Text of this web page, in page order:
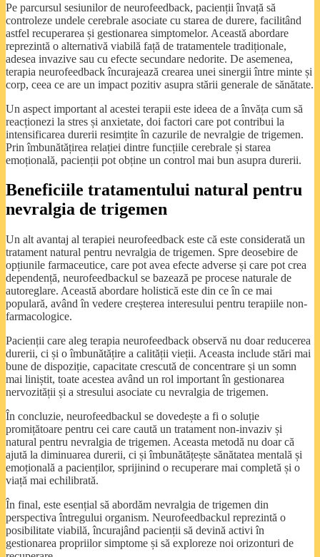
Pe parcursul sesiunilor de neurofeedback, pacienții învață să
controleze undele cerebrale asociate cu starea de durere, facilitând
astfel recuperarea și gestionarea simptomelor. Această abordare
reprezintă o alternativă viabilă față de tratamentele tradiționale,
adesea invazive sau cu efecte secundare nedorite. De asemenea,
terapia neurofeedback încurajează crearea unei sinergii între minte și
corp, ceea ce are un impact pozitiv asupra stării generale de sănătate.
Un aspect important al acestei terapii este ideea de a învăța cum să
reacționezi la stres și anxietate, doi factori care pot contribui la
intensificarea durerii resimțite în cazurile de nevralgie de trigemen.
Prin îmbunătățirea relației dintre funcțiile cerebrale și starea
emoțională, pacienții pot obține un control mai bun asupra durerii.
Beneficiile tratamentului natural pentru
nevralgia de trigemen
Un alt avantaj al terapiei neurofeedback este că este considerată un
tratament natural pentru nevralgia de trigemen. Spre deosebire de
opțiunile farmaceutice, care pot avea efecte adverse și care pot crea
dependență, neurofeedbackul se bazează pe procese naturale de
autoreglare. Această abordare holistică este din ce în ce mai
populară, având în vedere creșterea interesului pentru terapiile non-
farmacologice.
Pacienții care aleg terapia neurofeedback observă nu doar reducerea
durerii, ci și o îmbunătățire a calității vieții. Aceasta include stări mai
bune de dispoziție, capacitate crescută de concentrare și un somn
mai liniștit, toate acestea având un rol important în gestionarea
nervozității și a stresului asociate cu nevralgia de trigemen.
În concluzie, neurofeedbackul se dovedește a fi o soluție
promițătoare pentru cei care caută un tratament non-invaziv și
natural pentru nevralgia de trigemen. Aceasta metodă nu doar că
ajută la diminuarea durerii, ci și îmbunătățește sănătatea mentală și
emoțională a pacienților, sprijinind o recuperare mai completă și o
viață mai echilibrată.
În final, este esențial să abordăm nevralgia de trigemen din
perspectiva întregului organism. Neurofeedbackul reprezintă o
posibilitate viabilă, încurajând pacienții să devină activi în
gestionarea propriilor simptome și să exploreze noi orizonturi de